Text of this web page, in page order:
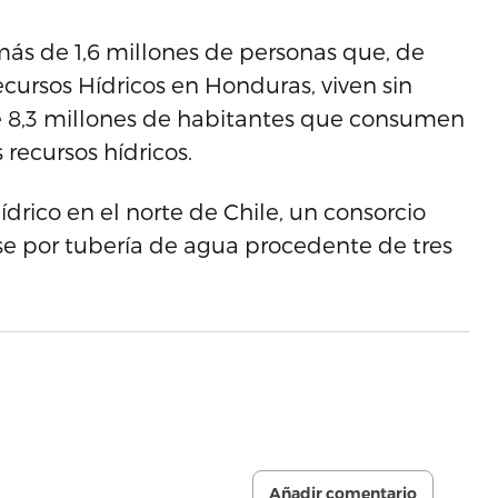
de 1,6 millones de personas que, de
Hídricos en Honduras, viven sin
millones de habitantes que consumen
hídricos.
en el norte de Chile, un consorcio
por tubería de agua procedente de tres
Añadir comentario